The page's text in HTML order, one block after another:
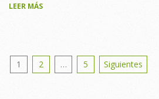
LEER MÁS
Posts
1 2 … 5 Siguientes